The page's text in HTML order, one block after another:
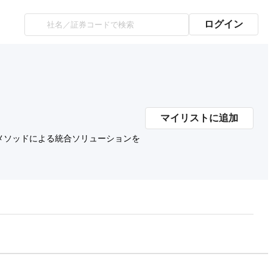
ログイン
ッドによる統合ソリューションを
マイリストに追加
価総額の推移にアクセスできます。